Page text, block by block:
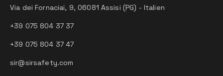
Via dei Fornaciai, 9, 06081 Assisi (PG) - Italien
+39 075 804 37 37
+39 075 804 37 47
sir@sirsafety.com